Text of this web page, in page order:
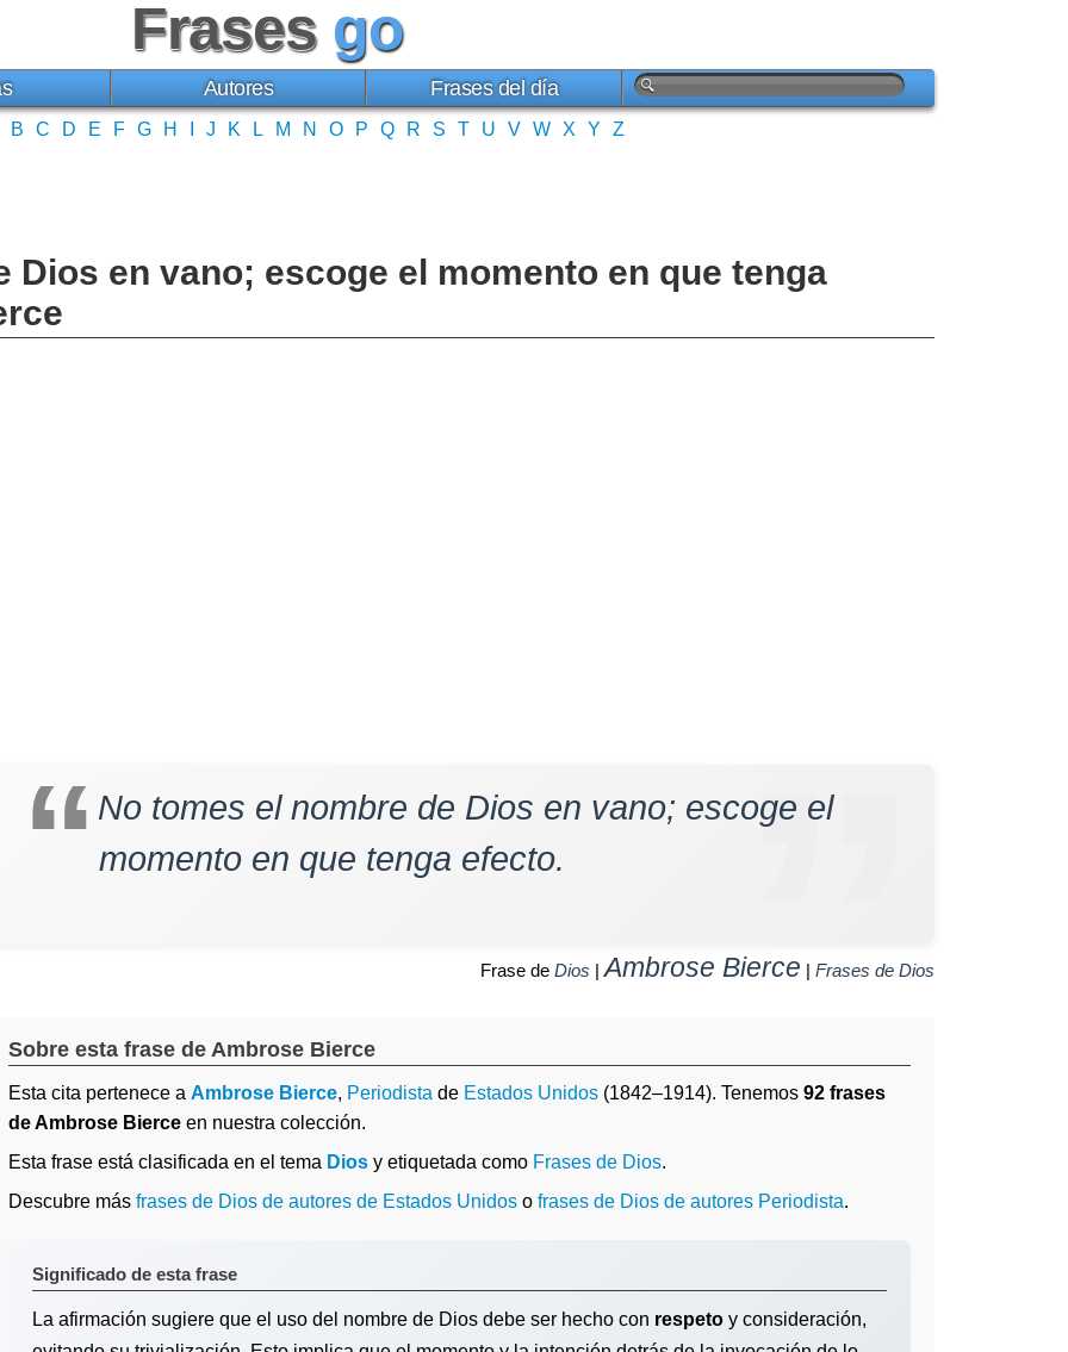
Frases go
Autores Frases del día
B C D E F G H J K L M N O P Q R S T U V W X Y Z
Dios en vano; escoge el momento en que tenga
No tomes el nombre de Dios en vano; escoge el
momento en que tenga efecto.
Frase de Dios |Ambrose Bierce | Frases de Dios
Sobre esta frase de Ambrose Bierce
Esta cita pertenece a Ambrose Bierce, Periodista de Estados Unidos (1842–1914). Tenemos 92 frases
de Ambrose Bierce en nuestra colección.
Esta frase está clasificada en el tema Dios y etiquetada como Frases de Dios.
Descubre más frases de Dios de autores de Estados Unidos o frases de Dios de autores Periodista.
Significado de esta frase
La afirmación sugiere que el uso del nombre de Dios debe ser hecho con respeto y consideración,